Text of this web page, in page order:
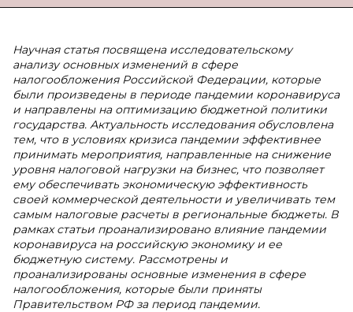
Научная статья посвящена исследовательскому
анализу основных изменений в сфере
налогообложения Российской Федерации, которые
были произведены в периоде пандемии коронавируса
и направлены на оптимизацию бюджетной политики
государства. Актуальность исследования обусловлена
тем, что в условиях кризиса пандемии эффективнее
принимать мероприятия, направленные на снижение
уровня налоговой нагрузки на бизнес, что позволяет
ему обеспечивать экономическую эффективность
своей коммерческой деятельности и увеличивать тем
самым налоговые расчеты в региональные бюджеты. В
рамках статьи проанализировано влияние пандемии
коронавируса на российскую экономику и ее
бюджетную систему. Рассмотрены и
проанализированы основные изменения в сфере
налогообложения, которые были приняты
Правительством РФ за период пандемии.